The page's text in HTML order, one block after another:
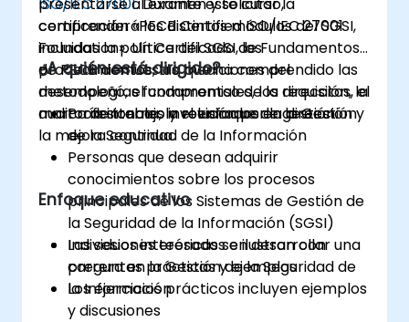
comprenderá los distintos módulos del SGSI,
incluidas la política del SGSI, los
procedimientos, las mediciones del
desempeño, el compromiso de la dirección, la
auditoría interna, la revisión por la dirección y
la mejora continua.
certificación «PECB Certified ISO/IEC 27001
Foundation». Un Certificado de Fundamentos
de PECB demuestra que ha comprendido las
metodologías fundamentales, los requisitos, el
marco de trabajo y el enfoque de gestión.
¿A quién está dirigido?
Profesionales involucrados en la Gestión
de la Seguridad de la Información
Personas que desean adquirir
conocimientos sobre los procesos
principales de los Sistemas de Gestión de
la Seguridad de la Información (SGSI)
Individuos interesados en desarrollar una
carrera en la Gestión de la Seguridad de
la Información
Enfoque educativo
Las sesiones teóricas se ilustran con
preguntas prácticas y ejemplos
Los ejercicios prácticos incluyen ejemplos
y discusiones